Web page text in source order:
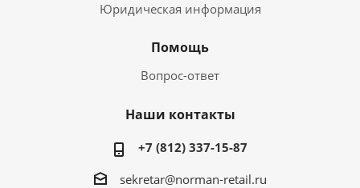
Юридическая информация
Помощь
Вопрос-ответ
Наши контакты
+7 (812) 337-15-87
sekretar@norman-retail.ru